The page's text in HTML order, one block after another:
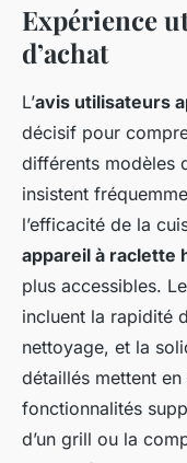
Expérience
d’achat
L’avis utilisateurs
décisif pour
différents modèles
insistent
l’efficacité de la
appareil à raclette
plus accessibles.
incluent la rapidité
nettoyage, et la
détaillés mettent
fonctionnalités
d’un grill ou la